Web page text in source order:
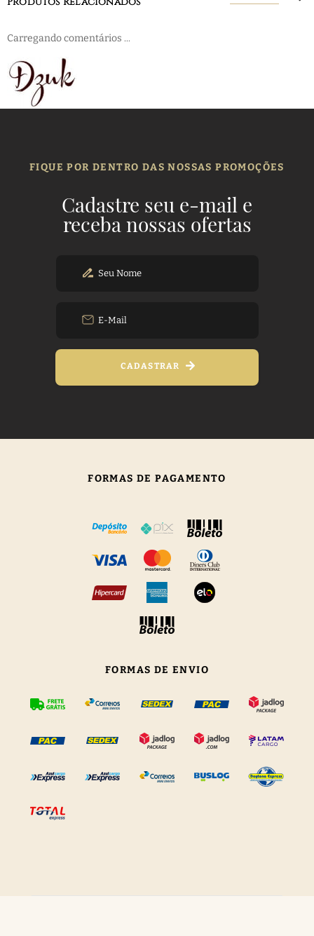
Carregando comentários ...
FIQUE POR DENTRO DAS NOSSAS PROMOÇÕES
Cadastre seu e-mail e
receba nossas ofertas
CADASTRAR
FORMAS DE PAGAMENTO
FORMAS DE ENVIO